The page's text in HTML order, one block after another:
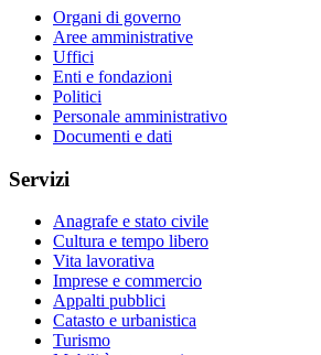
Organi di governo
Aree amministrative
Uffici
Enti e fondazioni
Politici
Personale amministrativo
Documenti e dati
Servizi
Anagrafe e stato civile
Cultura e tempo libero
Vita lavorativa
Imprese e commercio
Appalti pubblici
Catasto e urbanistica
Turismo